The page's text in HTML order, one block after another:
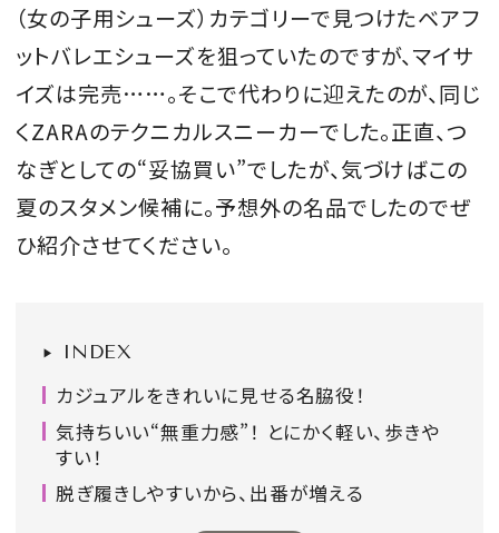
会員登録
Log in or Sign up
SPUR読者のためのメンバーシッププログラム
「The SPUR Club」。便利な機能と特典を無料で楽し
めます。
ログイン・新規会員登録
FOLLOW US
（女の子用シューズ）カテゴリーで見つけたベアフ
ットバレエシューズを狙っていたのですが、マイサ
イズは完売……。そこで代わりに迎えたのが、同じ
くZARAのテクニカルスニーカーでした。正直、つ
なぎとしての“妥協買い”でしたが、気づけばこの
夏のスタメン候補に。予想外の名品でしたのでぜ
ひ紹介させてください。
INDEX
カジュアルをきれいに見せる名脇役！
気持ちいい“無重力感”！ とにかく軽い、歩きや
すい！
脱ぎ履きしやすいから、出番が増える